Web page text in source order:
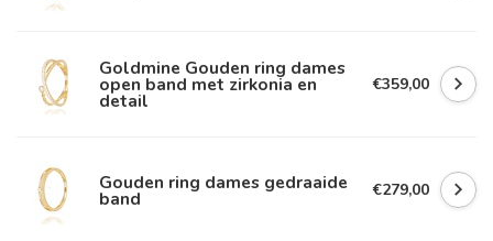
Goldmine Gouden ring dames
open band met zirkonia en
detail
€359,00
Gouden ring dames gedraaide
band €279,00